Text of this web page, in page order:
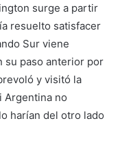
surge a partir
resuelto satisfacer
Sur viene
su paso anterior por
y visitó la
Argentina no
harían del otro lado